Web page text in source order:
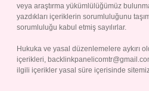
veya araştırma yükümlülüğümüz
yazdıkları içeriklerin sorumluluğunu
sorumluluğu kabul etmiş sayılırlar.
Hukuka ve yasal düzenlemelere aykırı
içerikleri,
ilgili içerikler yasal süre içerisinde